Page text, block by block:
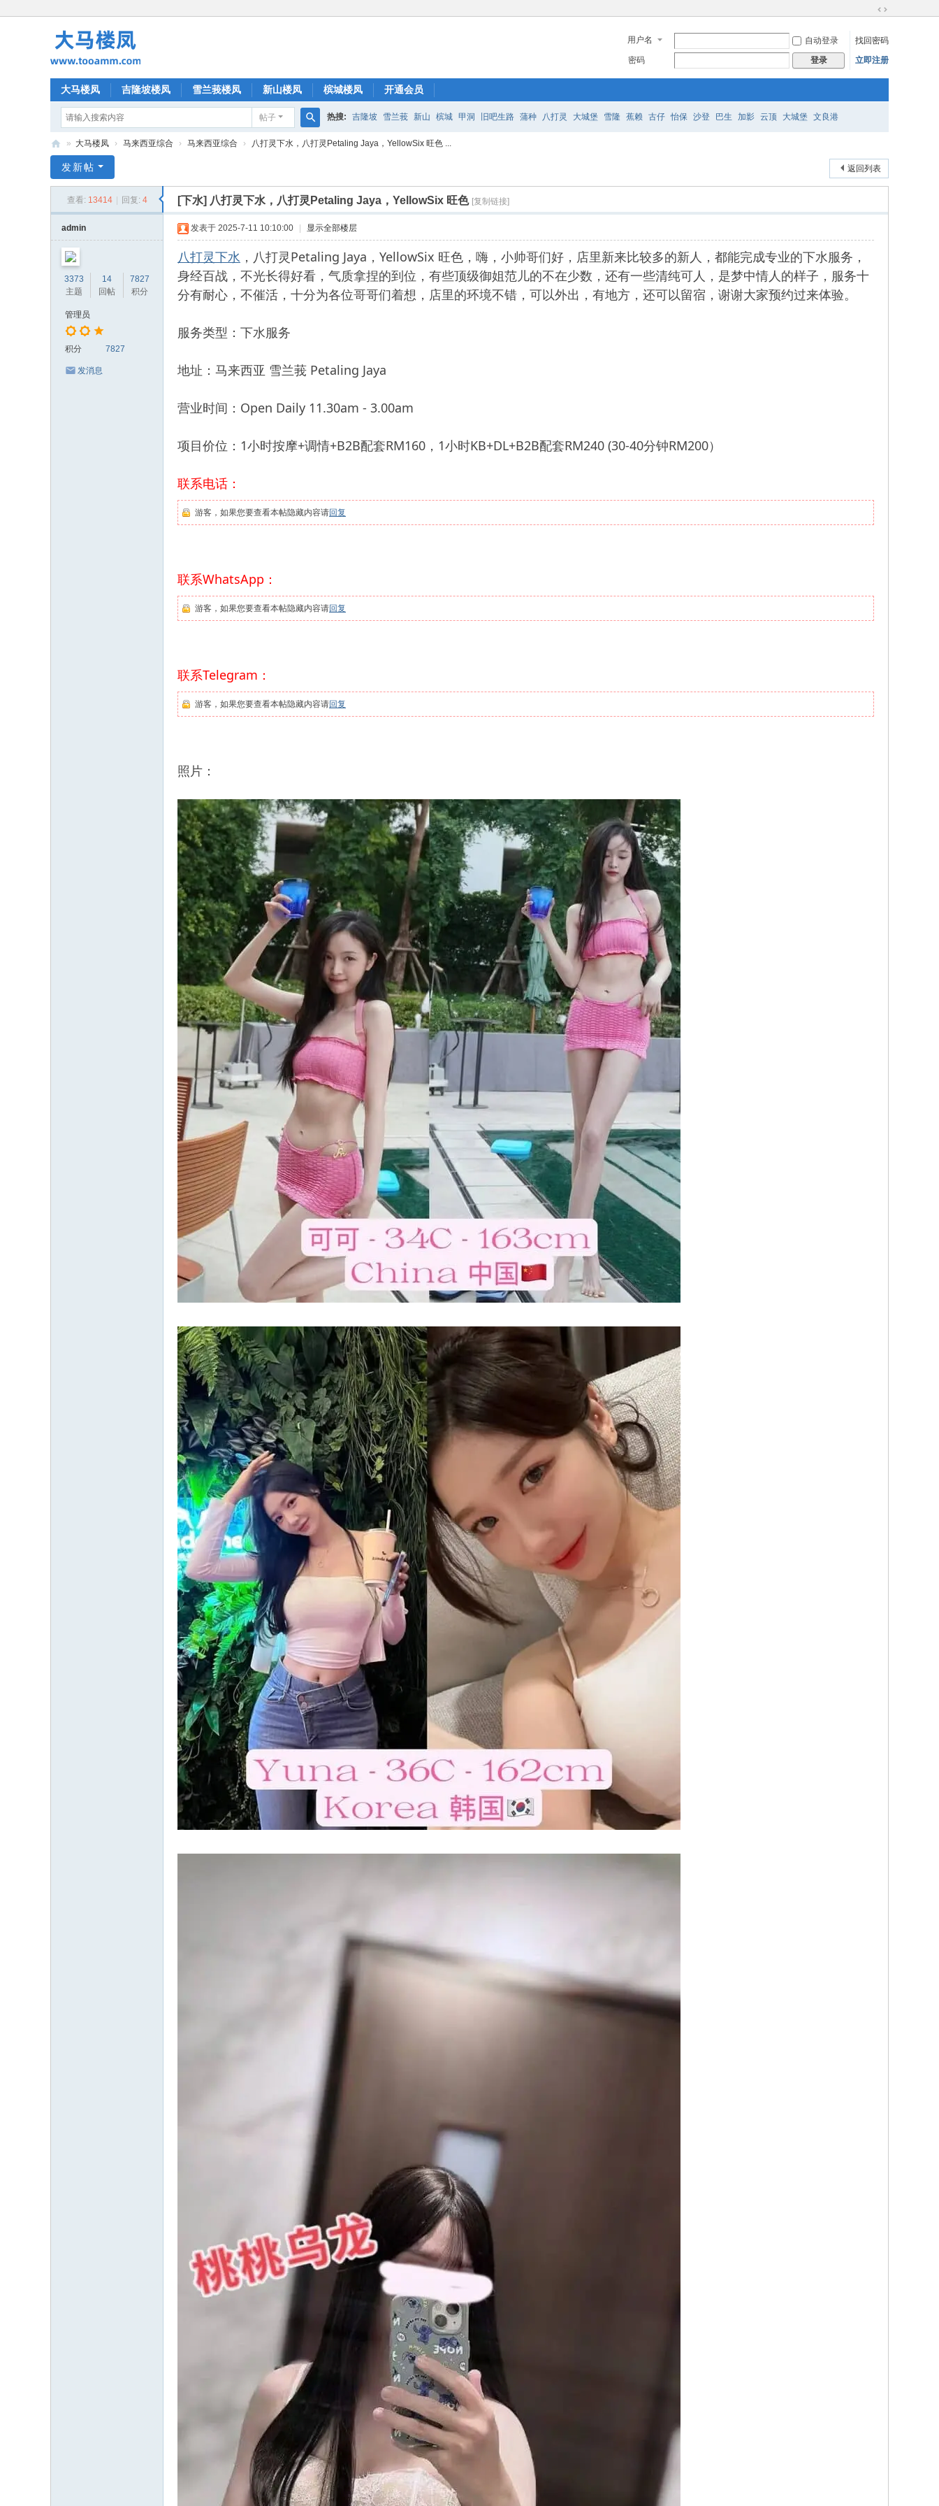
换
到
宽
用户名 自动登录
找回密码
密码
登录 立即注册
大马楼凤 吉隆坡楼凤 雪兰莪楼凤 新山楼凤 槟城楼凤 开通会员
帖子
搜
热搜: 吉隆坡 雪兰莪 新山 槟城 甲洞 旧吧生路 蒲种 八打灵 大城堡 雪隆 蕉赖 古仔 怡保 沙登 巴生 加影 云顶 大城堡 文良港
马
» 大马楼凤 › 马来西亚综合 › 马来西亚综合 › 八打灵下水，八打灵Petaling Jaya，YellowSix 旺色 ...
返回列表
发新帖
查看: 13414 回复: 4 [下水] 八打灵下水，八打灵Petaling Jaya，YellowSix 旺色 [复制链接]
admin
3373
主题
14
回帖
7827
积分
管理员
积分 7827
发消息
发表于 2025-7-11 10:10:00 显示全部楼层
八打灵下水 ，八打灵Petaling Jaya，YellowSix 旺色，嗨，小帅哥们好，店里新来比较多的新人，都能完成专业的下水服务，
身经百战，不光长得好看，气质拿捏的到位，有些顶级御姐范儿的不在少数，还有一些清纯可人，是梦中情人的样子，服务十
分有耐心，不催活，十分为各位哥哥们着想，店里的环境不错，可以外出，有地方，还可以留宿，谢谢大家预约过来体验。
服务类型：下水服务
地址：马来西亚 雪兰莪 Petaling Jaya
营业时间：Open Daily 11.30am - 3.00am
项目价位：1小时按摩+调情+B2B配套RM160，1小时KB+DL+B2B配套RM240 (30-40分钟RM200）
联系电话：
游客，如果您要查看本帖隐藏内容请回复
联系WhatsApp：
游客，如果您要查看本帖隐藏内容请回复
联系Telegram：
游客，如果您要查看本帖隐藏内容请回复
照片：